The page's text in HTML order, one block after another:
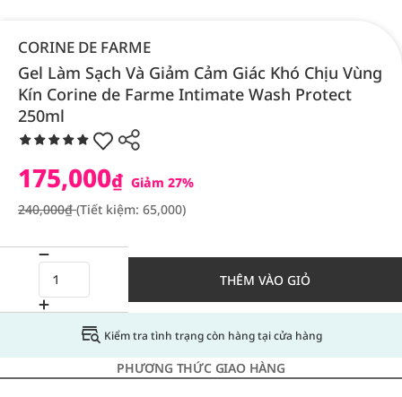
CORINE DE FARME
Gel Làm Sạch Và Giảm Cảm Giác Khó Chịu Vùng
Kín Corine de Farme Intimate Wash Protect
250ml
175,000₫ Giảm 27%
240,000₫(Tiết kiệm: 65,000)
THÊM VÀO GIỎ
Kiểm tra tình trạng còn hàng tại cửa hàng
PHƯƠNG THỨC GIAO HÀNG